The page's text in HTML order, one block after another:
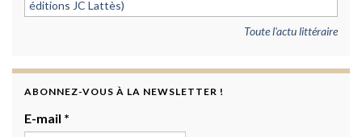
éditions JC Lattès)
Toute l'actu littéraire
ABONNEZ-VOUS À LA NEWSLETTER !
E-mail *